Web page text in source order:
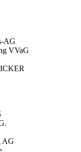
AG
VVaG
AG